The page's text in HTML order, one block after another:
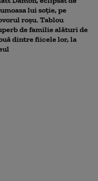
lui soție, pe
roșu. Tablou
de familie alături de
dintre fiicele lor, la